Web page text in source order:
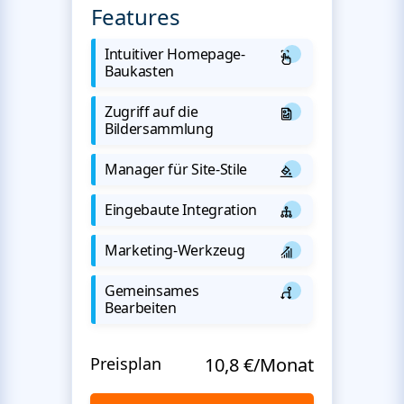
Features
Intuitiver Homepage-
Baukasten
Zugriff auf die
Bildersammlung
Manager für Site-Stile
Eingebaute Integration
Marketing-Werkzeug
Gemeinsames
Bearbeiten
Preisplan 10,8 €/Monat